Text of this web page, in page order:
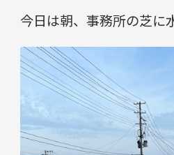
今日は朝、事務所の芝に